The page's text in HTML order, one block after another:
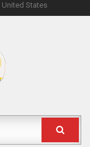
United States